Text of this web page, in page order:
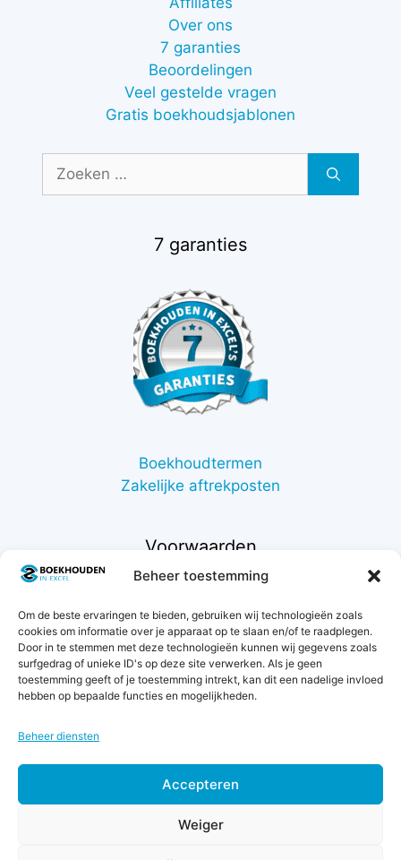
Beheer toestemming
Om de beste ervaringen te bieden, gebruiken wij technologieën zoals
cookies om informatie over je apparaat op te slaan en/of te raadplegen.
Door in te stemmen met deze technologieën kunnen wij gegevens zoals
surfgedrag of unieke ID's op deze site verwerken. Als je geen
toestemming geeft of je toestemming intrekt, kan dit een nadelige invloed
hebben op bepaalde functies en mogelijkheden.
Beheer diensten
Accepteren
Weiger
Over ons
7 garanties
Beoordelingen
Veel gestelde vragen
Gratis boekhoudsjablonen
Zoek
7 garanties
Boekhoudtermen
Zakelijke aftrekposten
Voorwaarden
Support
Retourneren
Privacybeleid
Betaalmethodes